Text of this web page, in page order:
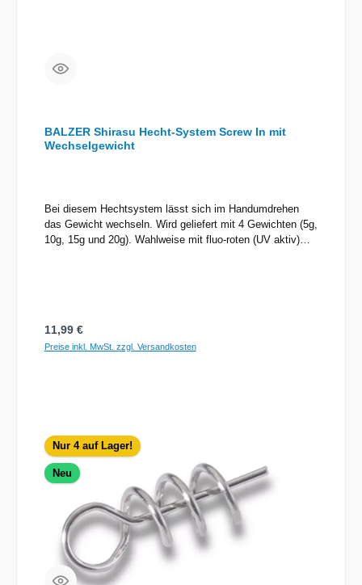
BALZER Shirasu Hecht-System Screw In mit
Wechselgewicht
Bei diesem Hechtsystem lässt sich im Handumdrehen
das Gewicht wechseln. Wird geliefert mit 4 Gewichten (5g,
10g, 15g und 20g). Wahlweise mit fluo-roten (UV aktiv)
Regulärer Preis:
11,99 €
Preise inkl. MwSt. zzgl. Versandkosten
Nur 4 auf Lager!
Neu